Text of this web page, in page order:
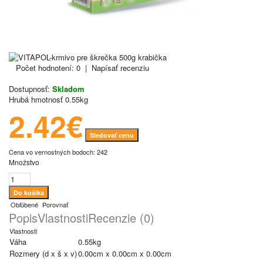
Počet hodnotení: 0 | Napísať recenziu
Dostupnosť: Skladom
Hrubá hmotnosť 0.55kg
2.42€ Sledovať cenu
Cena vo vernostných bodoch: 242
Množstvo
Obľúbené Porovnať
PopisVlastnostiRecenzie (0)
Vlastnosti
Váha
0.55kg
Rozmery (d x š x v)0.00cm x 0.00cm x 0.00cm